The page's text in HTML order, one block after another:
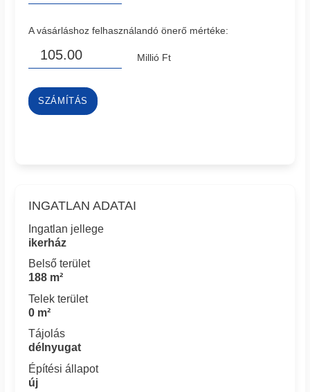
A vásárláshoz felhasználandó önerő mértéke:
Millió Ft
SZÁMÍTÁS
INGATLAN ADATAI
Ingatlan jellege
ikerház
Belső terület
188 m²
Telek terület
0 m²
Tájolás
délnyugat
Építési állapot
új